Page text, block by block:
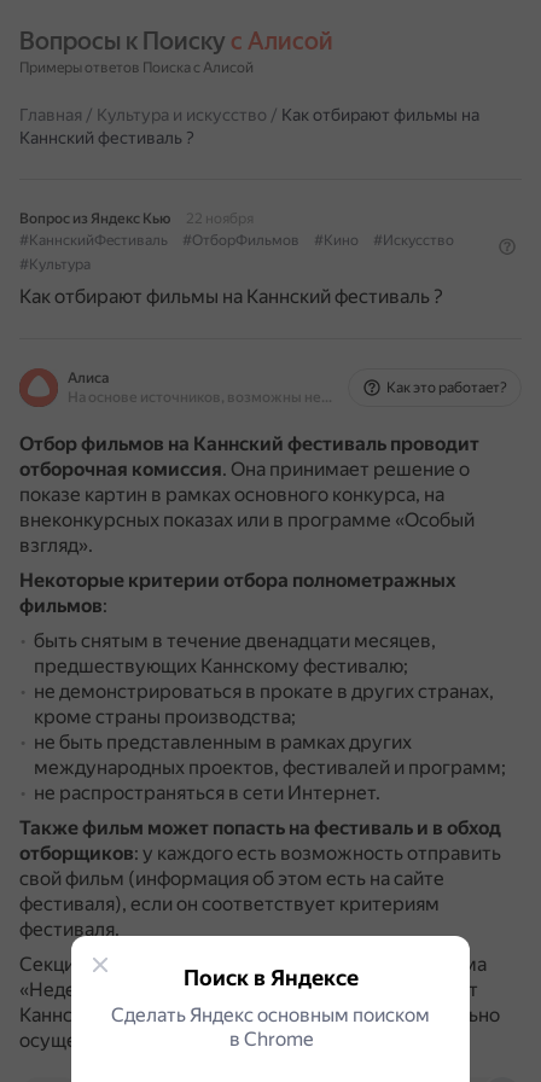
Вопросы к Поиску с Алисой
Примеры ответов Поиска с Алисой
Главная / Культура и искусство / Как отбирают фильмы на
Каннский фестиваль ?
Вопрос из Яндекс Кью
22 ноября
#КаннскийФестиваль
#ОтборФильмов #Кино
#Искусство
#Культура
Как отбирают фильмы на Каннский фестиваль ?
Алиса
На основе источников, возможны неточности
Как это работает?
Отбор фильмов на Каннский фестиваль проводит
отборочная комиссия. Она принимает решение о
показе картин в рамках основного конкурса, на
внеконкурсных показах или в программе «Особый
взгляд».
Некоторые критерии отбора полнометражных
фильмов:
быть снятым в течение двенадцати месяцев,
предшествующих Каннскому фестивалю;
не демонстрироваться в прокате в других странах,
кроме страны производства;
не быть представленным в рамках других
международных проектов, фестивалей и программ;
не распространяться в сети Интернет.
Также фильм может попасть на фестиваль и в обход
отборщиков: у каждого есть возможность отправить
свой фильм (информация об этом есть на сайте
фестиваля), если он соответствует критериям
фестиваля.
Секция «Двухнедельник режиссёров» и программа
«Неделя кинокритики» являются независимыми от
Каннского фестиваля структурами и самостоятельно
осуществляют отбор картин.
Поиск в Яндексе
Сделать Яндекс основным поиском
в Сhrome